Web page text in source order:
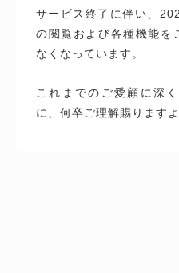
サービス終了に伴い、
の閲覧および各種機能を
なくなっています。
これまでのご愛顧に深
に、何卒ご理解賜ります